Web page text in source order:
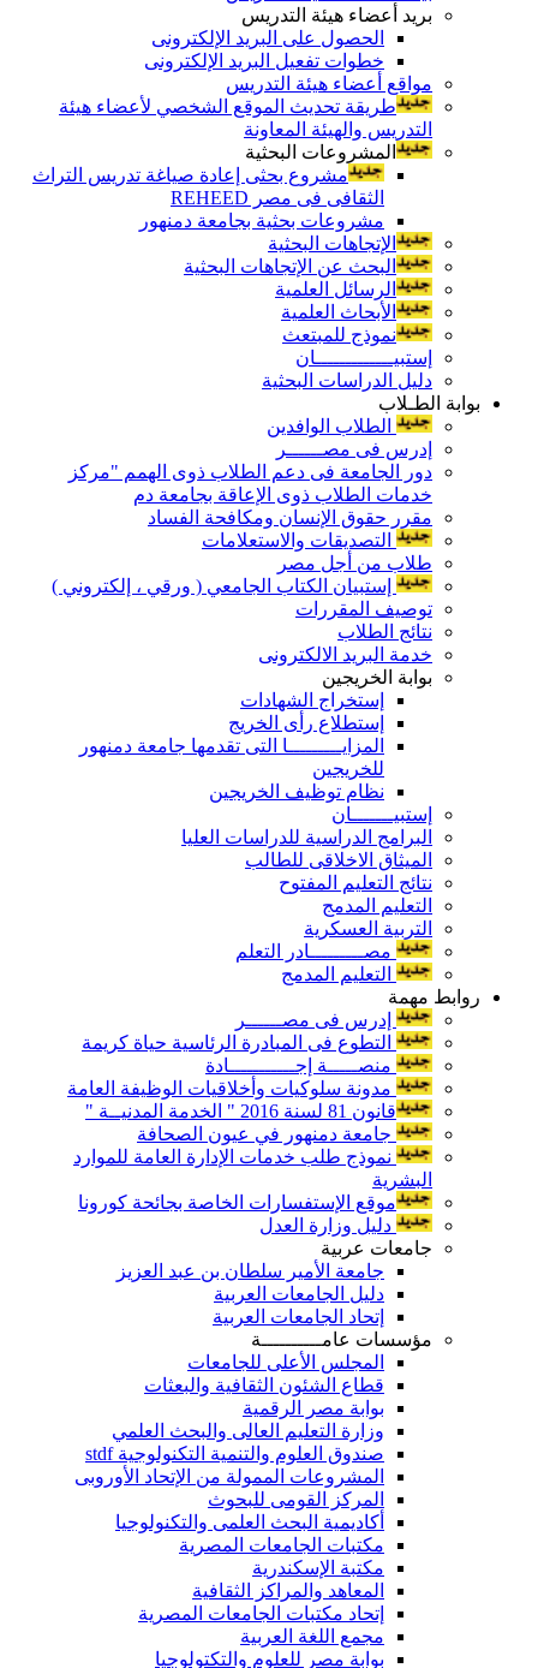
بريد أعضاء هيئة التدريس
الحصول على البريد الإلكترونى
خطوات تفعيل البريد الإلكترونى
مواقع أعضاء هيئة التدريس
طريقة تحديث الموقع الشخصي لأعضاء هيئة
التدريس والهيئة المعاونة
المشروعات البحثية
مشروع بحثى إعادة صياغة تدريس التراث
الثقافى فى مصر REHEED
مشروعات بحثية بجامعة دمنهور
الإتجاهات البحثية
البحث عن الإتجاهات البحثية
الرسائل العلمية
الأبحاث العلمية
نموذج للمبتعث
إستبيـــــــــــــان
دليل الدراسات البحثية
بوابة الطـلاب
الطلاب الوافدين
إدرس فى مصــــــر
دور الجامعة فى دعم الطلاب ذوى الهمم "مركز
خدمات الطلاب ذوى الإعاقة بجامعة دم
مقرر حقوق الإنسان ومكافحة الفساد
التصديقات والاستعلامات
طلاب من أجل مصر
إستبيان الكتاب الجامعي ( ورقي ، إلكتروني )
توصيف المقررات
نتائج الطلاب
خدمة البريد الالكترونى
بوابة الخريجين
إستخراج الشهادات
إستطلاع رأى الخريج
المزايـــــــــا التى تقدمها جامعة دمنهور
للخريجين
نظام توظيف الخريجين
إستبيـــــــان
البرامج الدراسية للدراسات العليا
الميثاق الاخلاقى للطالب
نتائج التعليم المفتوح
التعليم المدمج
التربية العسكرية
مصـــــــــادر التعلم
التعليم المدمج
روابط مهمة
إدرس فى مصــــــر
التطوع فى المبادرة الرئاسية حياة كريمة
منصـــــة إجـــــــــــادة
مدونة سلوكيات وأخلاقيات الوظيفة العامة
قانون 81 لسنة 2016 " الخدمة المدنيــة "
جامعة دمنهور في عيون الصحافة
نموذج طلب خدمات الإدارة العامة للموارد
البشرية
موقع الإستفسارات الخاصة بجائحة كورونا
دليل وزارة العدل
جامعات عربية
جامعة الأمير سلطان بن عبد العزيز
دليل الجامعات العربية
إتحاد الجامعات العربية
مؤسسات عامــــــــــة
المجلس الأعلى للجامعات
قطاع الشئون الثقافية والبعثات
بوابة مصر الرقمية
وزارة التعليم العالى والبحث العلمي
صندوق العلوم والتنمية التكنولوجية stdf
المشروعات الممولة من الإتحاد الأوروبى
المركز القومى للبحوث
أكاديمية البحث العلمى والتكنولوجيا
مكتبات الجامعات المصرية
مكتبة الإسكندرية
المعاهد والمراكز الثقافية
إتحاد مكتبات الجامعات المصرية
مجمع اللغة العربية
بوابة مصر للعلوم والتكتولوجيا